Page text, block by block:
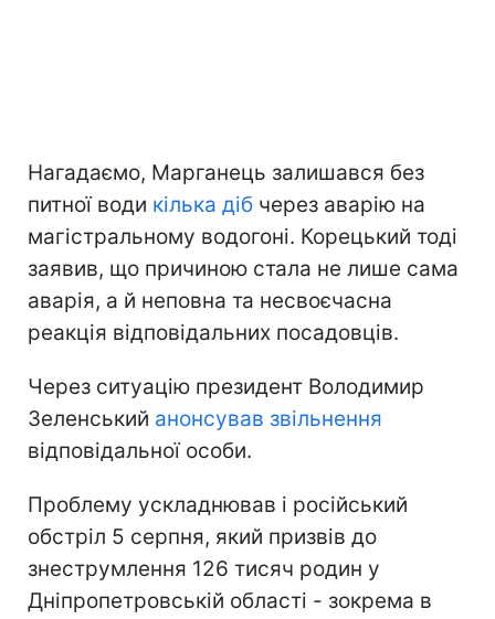
Нагадаємо, Марганець залишався без
питної води кілька діб через аварію на
магістральному водогоні. Корецький тоді
заявив, що причиною стала не лише сама
аварія, а й неповна та несвоєчасна
реакція відповідальних посадовців.
Через ситуацію президент Володимир
Зеленський анонсував звільнення
відповідальної особи.
Проблему ускладнював і російський
обстріл 5 серпня, який призвів до
знеструмлення 126 тисяч родин у
Дніпропетровській області - зокрема в